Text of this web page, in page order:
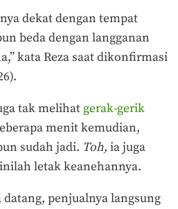
dekat dengan tempat
beda dengan langganan
kata Reza saat dikonfirmasi
tak melihat gerak-gerik
menit kemudian,
sudah jadi. Toh, ia juga
letak keanehannya.
datang, penjualnya langsung